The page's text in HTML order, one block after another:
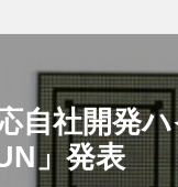
自社開発
」発表